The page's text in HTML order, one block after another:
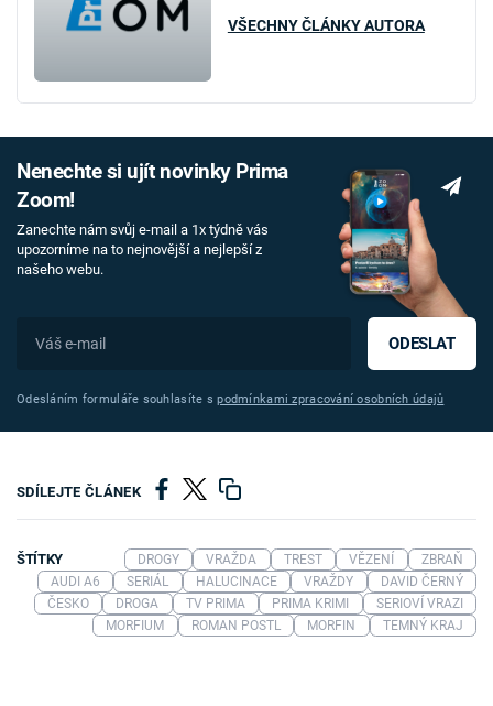
VŠECHNY ČLÁNKY AUTORA
Nenechte si ujít novinky Prima
Zoom!
Zanechte nám svůj e-mail a 1x týdně vás
upozorníme na to nejnovější a nejlepší z
našeho webu.
ODESLAT
Odesláním formuláře souhlasíte spodmínkami zpracování osobních údajů
SDÍLEJTE ČLÁNEK
ŠTÍTKY DROGY VRAŽDA TREST VĚZENÍ
ZBRAŇ
AUDI A6
SERIÁL HALUCINACE VRAŽDY
DAVID ČERNÝ
ČESKO
DROGA TV PRIMA PRIMA KRIMI
SERIOVÍ VRAZI
MORFIUM
ROMAN POSTL MORFIN TEMNÝ KRAJ